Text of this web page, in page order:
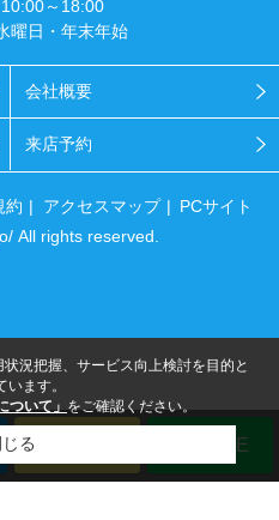
～18:00
曜日・年末年始
会社概要
来店予約
約 アクセスマップ
PCサイト
All rights reserved.
LINE
況把握、サービス向上検討を目的と
ます。
ついて」をご確認ください。
じる